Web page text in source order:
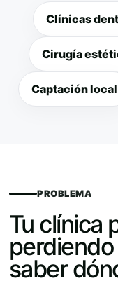
Clínicas
Cirugía
Captación local
PROBLEMA
Tu clínica
saber